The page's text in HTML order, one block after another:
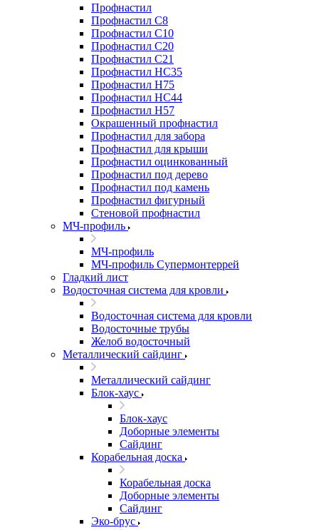
Профнастил
Профнастил С8
Профнастил С10
Профнастил С20
Профнастил С21
Профнастил НС35
Профнастил Н75
Профнастил HC44
Профнастил Н57
Окрашенный профнастил
Профнастил для забора
Профнастил для крыши
Профнастил оцинкованный
Профнастил под дерево
Профнастил под камень
Профнастил фигурный
Стеновой профнастил
МЧ-профиль
МЧ-профиль
МЧ-профиль Супермонтеррей
Гладкий лист
Водосточная система для кровли
Водосточная система для кровли
Водосточные трубы
Желоб водосточный
Металлический сайдинг
Металлический сайдинг
Блок-хаус
Блок-хаус
Доборные элементы
Сайдинг
Корабельная доска
Корабельная доска
Доборные элементы
Сайдинг
Эко-брус